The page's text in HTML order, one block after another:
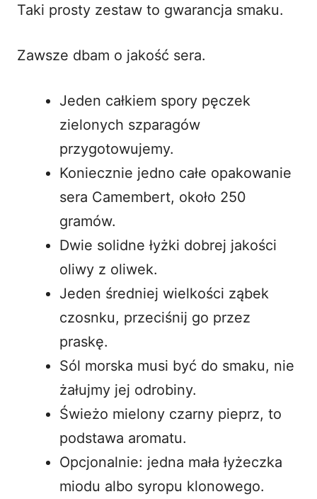
Taki prosty zestaw to gwarancja smaku.
Zawsze dbam o jakość sera.
Jeden całkiem spory pęczek
zielonych szparagów
przygotowujemy.
Koniecznie jedno całe opakowanie
sera Camembert, około 250
gramów.
Dwie solidne łyżki dobrej jakości
oliwy z oliwek.
Jeden średniej wielkości ząbek
czosnku, przeciśnij go przez
praskę.
Sól morska musi być do smaku, nie
żałujmy jej odrobiny.
Świeżo mielony czarny pieprz, to
podstawa aromatu.
Opcjonalnie: jedna mała łyżeczka
miodu albo syropu klonowego.